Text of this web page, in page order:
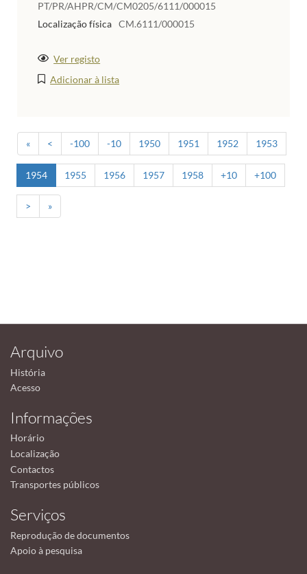
PT/PR/AHPR/CM/CM0205/6111/000015
Localização física CM.6111/000015
Ver registo
Adicionar à lista
« < -100 -10 1950 1951 1952 1953
1954 1955 1956 1957 1958 +10 +100
> »
Arquivo
História
Acesso
Informações
Horário
Localização
Contactos
Transportes públicos
Serviços
Reprodução de documentos
Apoio à pesquisa